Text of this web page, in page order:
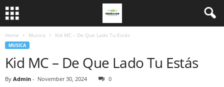
Home Musica Kid MC – De Que Lado Tu Estás
MUSICA
Kid MC – De Que Lado Tu Estás
By Admin - November 30, 2024 0